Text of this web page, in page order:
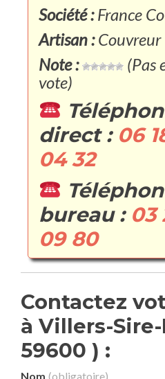
Société :France
Artisan :Couvreur
Note :
(Pas
vote)
direct : 06
04 32
bureau : 03
09 80
Contactez
à Villers-
59600 ) :
Nom (obligatoire)